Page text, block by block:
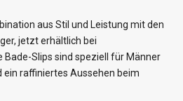
aus Stil und Leistung mit den
jetzt erhältlich bei
Bade-Slips sind speziell für Männer
raffiniertes Aussehen beim